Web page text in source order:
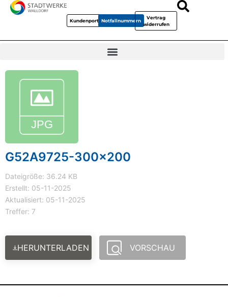
KundenportalNotfallnummern
Vertrag
widerrufen
G52A9725-300x200
Dateigröße: 36.24 KB
Erstellt: 05-11-2025
Aktualisiert: 05-11-2025
Treffer: 7
HERUNTERLADEN VORSCHAU